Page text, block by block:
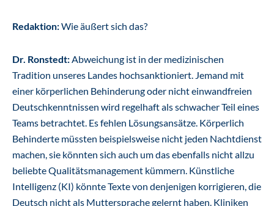
Redaktion:Wie äußert sich das?
Dr. Ronstedt:Abweichung ist in der medizinischen
Tradition unseres Landes hochsanktioniert. Jemand mit
einer körperlichen Behinderung oder nicht einwandfreien
Deutschkenntnissen wird regelhaft als schwacher Teil eines
Teams betrachtet. Es fehlen Lösungsansätze. Körperlich
Behinderte müssten beispielsweise nicht jeden Nachtdienst
machen, sie könnten sich auch um das ebenfalls nicht allzu
beliebte Qualitätsmanagement kümmern. Künstliche
Intelligenz (KI) könnte Texte von denjenigen korrigieren, die
Deutsch nicht als Muttersprache gelernt haben. Kliniken